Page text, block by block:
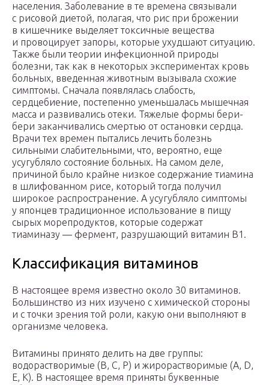
населения. Заболевание в те времена связывали
с рисовой диетой, полагая, что рис при брожении
в кишечнике выделяет токсичные вещества
и провоцирует запоры, которые ухудшают ситуацию.
Также были теории инфекционной природы
болезни, так как в некоторых экспериментах кровь
больных, введенная животным вызывала схожие
симптомы. Сначала появлялась слабость,
сердцебиение, постепенно уменьшалась мышечная
масса и развивались отеки. Тяжелые формы бери-
бери заканчивались смертью от остановки сердца.
Врачи тех времен пытались лечить болезнь
сильными слабительными, что, вероятно, еще
усугубляло состояние больных. На самом деле,
причиной было крайне низкое содержание тиамина
в шлифованном рисе, который тогда получил
широкое распространение. А усугубляло симптомы
у японцев традиционное использование в пищу
сырых морепродуктов, которые содержат
тиаминазу — фермент, разрушающий витамин В1.
Классификация витаминов
В настоящее время известно около 30 витаминов.
Большинство из них изучено с химической стороны
и с точки зрения той роли, какую они выполняют в
организме человека.
Витамины принято делить на две группы:
водорастворимые (В, С, Р) и жирорастворимые (A, D,
Е, К). В настоящее время приняты буквенные